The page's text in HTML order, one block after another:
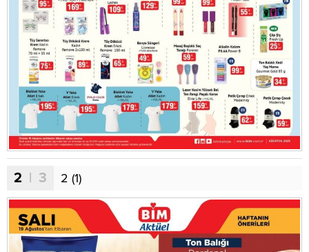
2 | 3 2 (1)